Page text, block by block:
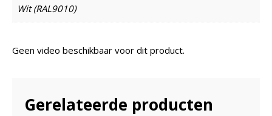
Wit (RAL9010)
Geen video beschikbaar voor dit product.
Gerelateerde producten